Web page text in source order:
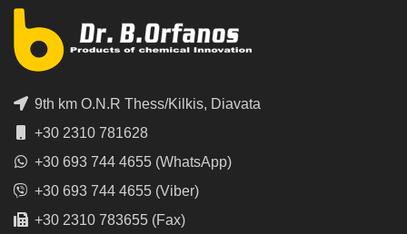
9th km O.N.R Thess/Kilkis, Diavata
+30 2310 781628
+30 693 744 4655 (WhatsApp)
+30 693 744 4655 (Viber)
+30 2310 783655 (Fax)